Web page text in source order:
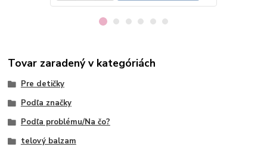
Tovar zaradený v kategóriách
Pre detičky
Podľa značky
Podľa problému/Na čo?
telový balzam